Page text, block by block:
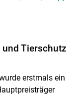
Tierschutz
erstmals ein